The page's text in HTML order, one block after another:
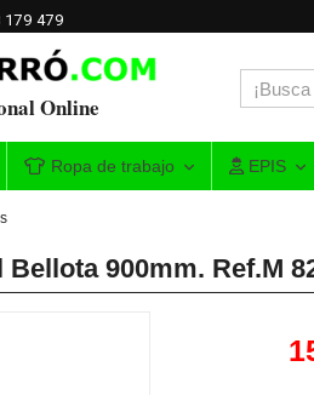
179 479
Online
Ropa de trabajo EPIS
900mm. Ref.M